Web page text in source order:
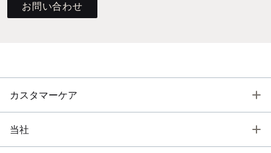
お問い合わせ
カスタマーケア
当社